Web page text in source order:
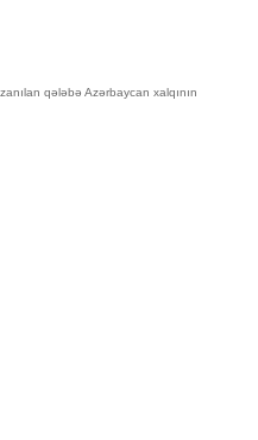
qələbə Azərbaycan xalqının